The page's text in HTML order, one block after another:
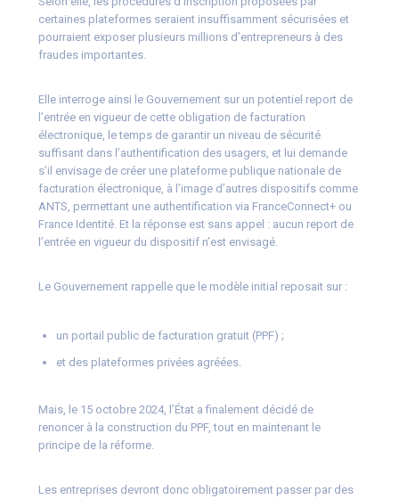
certaines plateformes seraient insuffisamment sécurisées et
pourraient exposer plusieurs millions d’entrepreneurs à des
fraudes importantes.
Elle interroge ainsi le Gouvernement sur un potentiel report de
l’entrée en vigueur de cette obligation de facturation
électronique, le temps de garantir un niveau de sécurité
suffisant dans l’authentification des usagers, et lui demande
s’il envisage de créer une plateforme publique nationale de
facturation électronique, à l’image d’autres dispositifs comme
ANTS, permettant une authentification via FranceConnect+ ou
France Identité. Et la réponse est sans appel : aucun report de
l’entrée en vigueur du dispositif n’est envisagé.
Le Gouvernement rappelle que le modèle initial reposait sur :
un portail public de facturation gratuit (PPF) ;
et des plateformes privées agréées.
Mais, le 15 octobre 2024, l’État a finalement décidé de
renoncer à la construction du PPF, tout en maintenant le
principe de la réforme.
Les entreprises devront donc obligatoirement passer par des